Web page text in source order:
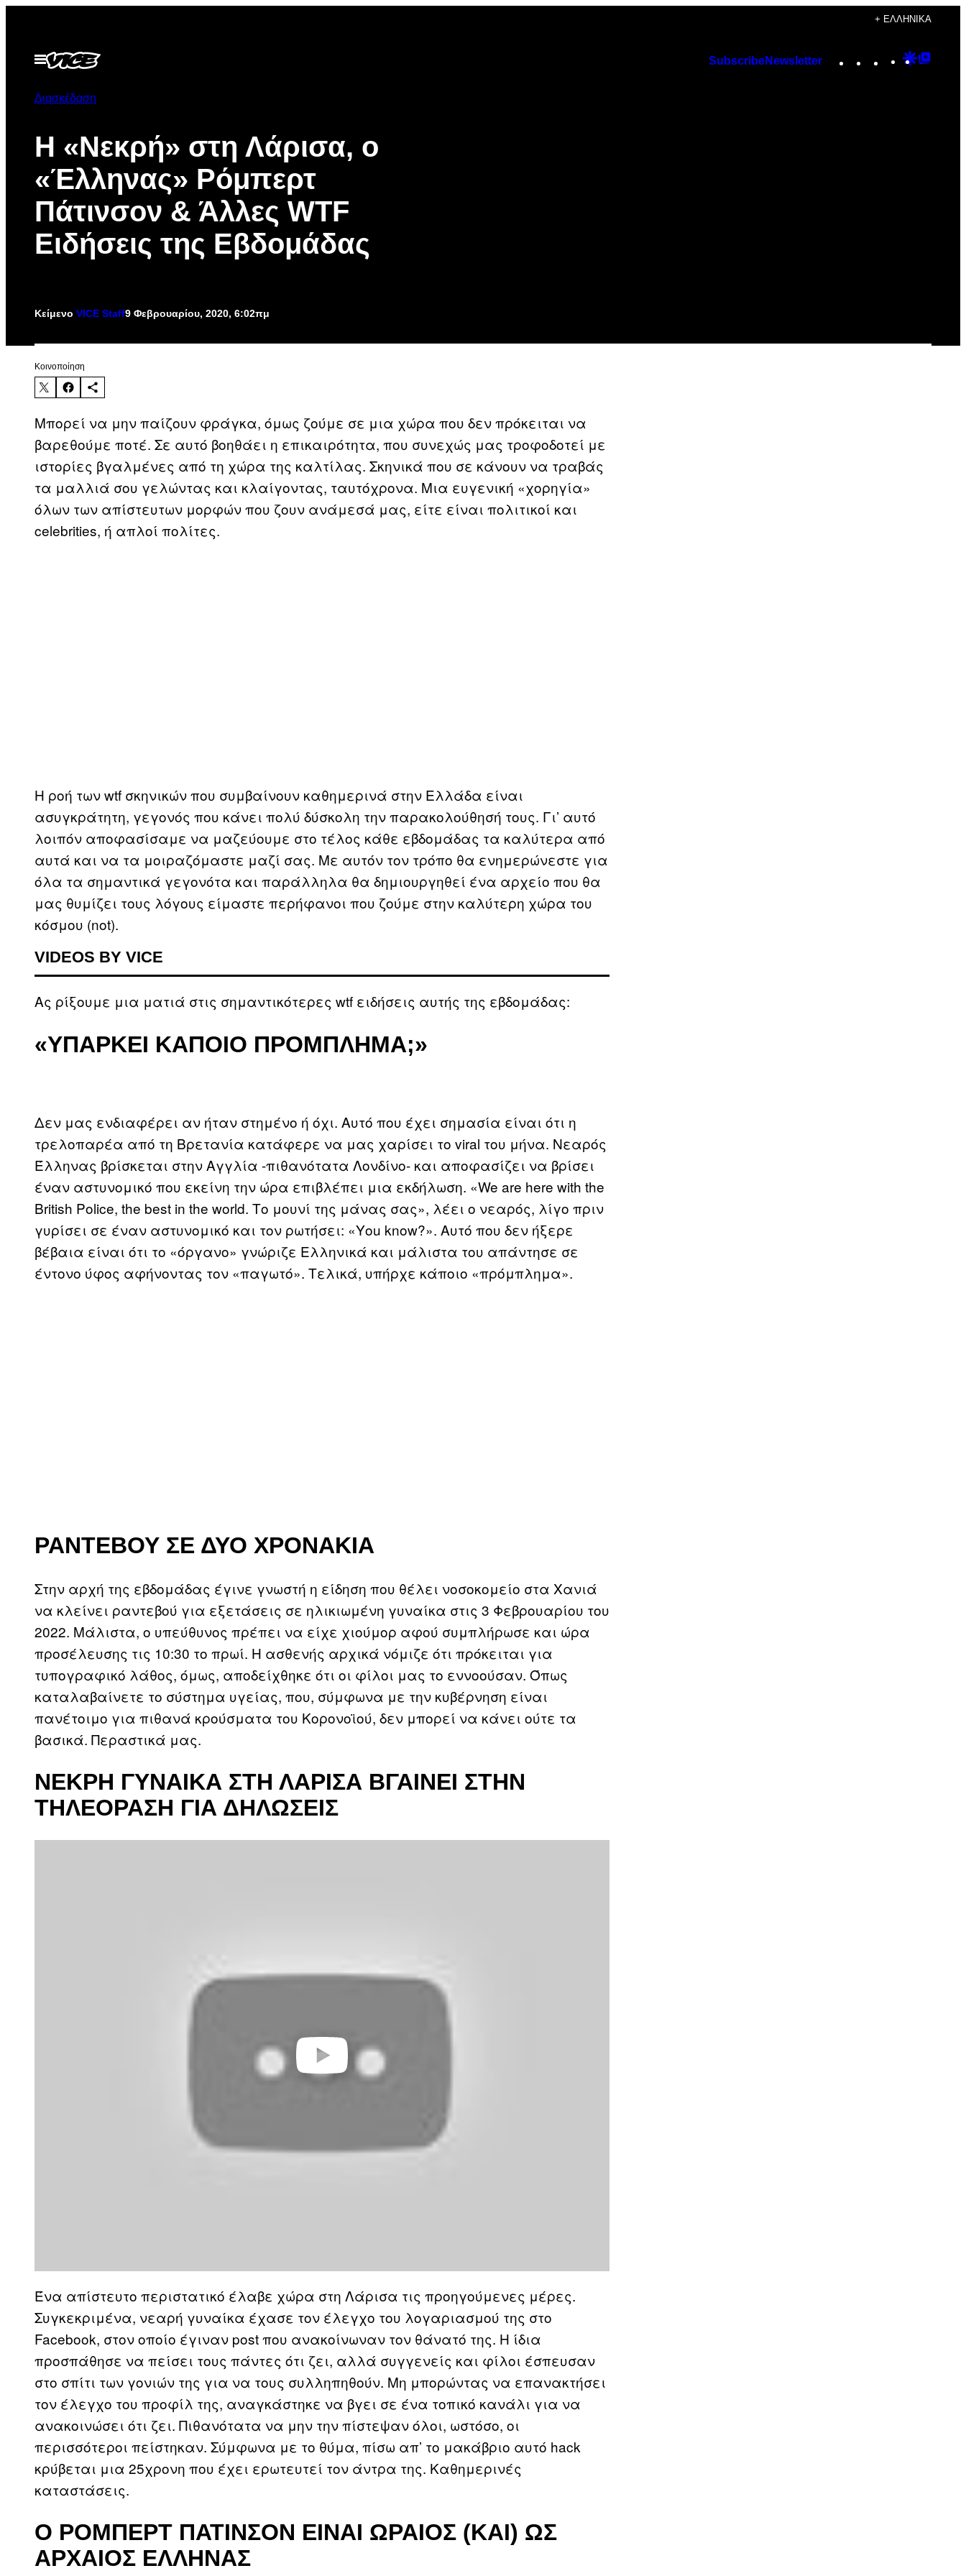
περιεχόμενο
+ ΕΛΛΗΝΙΚΆ
Ανοίξτε
το
SubscribeNewsletter Instagram
TikTok
YouTube
Google
Διασκέδαση
Η «Νεκρή» στη Λάρισα, ο
«Έλληνας» Ρόμπερτ
Πάτινσον & Άλλες WTF
Ειδήσεις της Εβδομάδας
Κείμενο VICE Staff9 Φεβρουαρίου, 2020, 6:02πμ
Kοινοποίηση
Μπορεί να μην παίζουν φράγκα, όμως ζούμε σε μια χώρα που δεν πρόκειται να
βαρεθούμε ποτέ. Σε αυτό βοηθάει η επικαιρότητα, που συνεχώς μας τροφοδοτεί με
ιστορίες βγαλμένες από τη χώρα της καλτίλας. Σκηνικά που σε κάνουν να τραβάς
τα μαλλιά σου γελώντας και κλαίγοντας, ταυτόχρονα. Μια ευγενική «χορηγία»
όλων των απίστευτων μορφών που ζουν ανάμεσά μας, είτε είναι πολιτικοί και
celebrities, ή απλοί πολίτες.
Η ροή των wtf σκηνικών που συμβαίνουν καθημερινά στην Ελλάδα είναι
ασυγκράτητη, γεγονός που κάνει πολύ δύσκολη την παρακολούθησή τους. Γι’ αυτό
λοιπόν αποφασίσαμε να μαζεύουμε στο τέλος κάθε εβδομάδας τα καλύτερα από
αυτά και να τα μοιραζόμαστε μαζί σας. Με αυτόν τον τρόπο θα ενημερώνεστε για
όλα τα σημαντικά γεγονότα και παράλληλα θα δημιουργηθεί ένα αρχείο που θα
μας θυμίζει τους λόγους είμαστε περήφανοι που ζούμε στην καλύτερη χώρα του
κόσμου (not).
VIDEOS BY VICE
Ας ρίξουμε μια ματιά στις σημαντικότερες wtf ειδήσεις αυτής της εβδομάδας:
«ΥΠΆΡΚΕΙ ΚΆΠΟΙΟ ΠΡΌΜΠΛΗΜΑ;»
Δεν μας ενδιαφέρει αν ήταν στημένο ή όχι. Αυτό που έχει σημασία είναι ότι η
τρελοπαρέα από τη Βρετανία κατάφερε να μας χαρίσει το viral του μήνα. Νεαρός
Έλληνας βρίσκεται στην Αγγλία -πιθανότατα Λονδίνο- και αποφασίζει να βρίσει
έναν αστυνομικό που εκείνη την ώρα επιβλέπει μια εκδήλωση. «We are here with the
British Police, the best in the world. Το μουνί της μάνας σας», λέει ο νεαρός, λίγο πριν
γυρίσει σε έναν αστυνομικό και τον ρωτήσει: «Υou know?». Αυτό που δεν ήξερε
βέβαια είναι ότι το «όργανο» γνώριζε Ελληνικά και μάλιστα του απάντησε σε
έντονο ύφος αφήνοντας τον «παγωτό». Τελικά, υπήρχε κάποιο «πρόμπλημα».
ΡΑΝΤΕΒΟΎ ΣΕ ΔΎΟ ΧΡΟΝΆΚΙΑ
Στην αρχή της εβδομάδας έγινε γνωστή η είδηση που θέλει νοσοκομείο στα Χανιά
να κλείνει ραντεβού για εξετάσεις σε ηλικιωμένη γυναίκα στις 3 Φεβρουαρίου του
2022. Μάλιστα, ο υπεύθυνος πρέπει να είχε χιούμορ αφού συμπλήρωσε και ώρα
προσέλευσης τις 10:30 το πρωί. Η ασθενής αρχικά νόμιζε ότι πρόκειται για
τυπογραφικό λάθος, όμως, αποδείχθηκε ότι οι φίλοι μας το εννοούσαν. Όπως
καταλαβαίνετε το σύστημα υγείας, που, σύμφωνα με την κυβέρνηση είναι
πανέτοιμο για πιθανά κρούσματα του Κορονοϊού, δεν μπορεί να κάνει ούτε τα
βασικά. Περαστικά μας.
ΝΕΚΡΉ ΓΥΝΑΊΚΑ ΣΤΗ ΛΆΡΙΣΑ ΒΓΑΊΝΕΙ ΣΤΗΝ
ΤΗΛΕΌΡΑΣΗ ΓΙΑ ΔΗΛΏΣΕΙΣ
Ένα απίστευτο περιστατικό έλαβε χώρα στη Λάρισα τις προηγούμενες μέρες.
Συγκεκριμένα, νεαρή γυναίκα έχασε τον έλεγχο του λογαριασμού της στο
Facebook, στον οποίο έγιναν post που ανακοίνωναν τον θάνατό της. Η ίδια
προσπάθησε να πείσει τους πάντες ότι ζει, αλλά συγγενείς και φίλοι έσπευσαν
στο σπίτι των γονιών της για να τους συλληπηθούν. Μη μπορώντας να επανακτήσει
τον έλεγχο του προφίλ της, αναγκάστηκε να βγει σε ένα τοπικό κανάλι για να
ανακοινώσει ότι ζει. Πιθανότατα να μην την πίστεψαν όλοι, ωστόσο, οι
περισσότεροι πείστηκαν. Σύμφωνα με το θύμα, πίσω απ’ το μακάβριο αυτό hack
κρύβεται μια 25χρονη που έχει ερωτευτεί τον άντρα της. Καθημερινές
καταστάσεις.
Ο ΡΌΜΠΕΡΤ ΠΆΤΙΝΣΟΝ ΕΊΝΑΙ ΩΡΑΊΟΣ (ΚΑΙ) ΩΣ
ΑΡΧΑΊΟΣ ΈΛΛΗΝΑΣ